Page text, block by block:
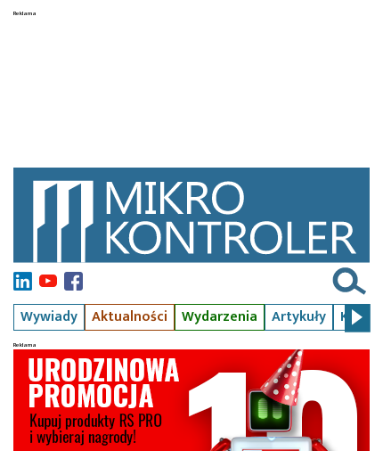
Wywiady Aktualności Wydarzenia Artykuły Kursy